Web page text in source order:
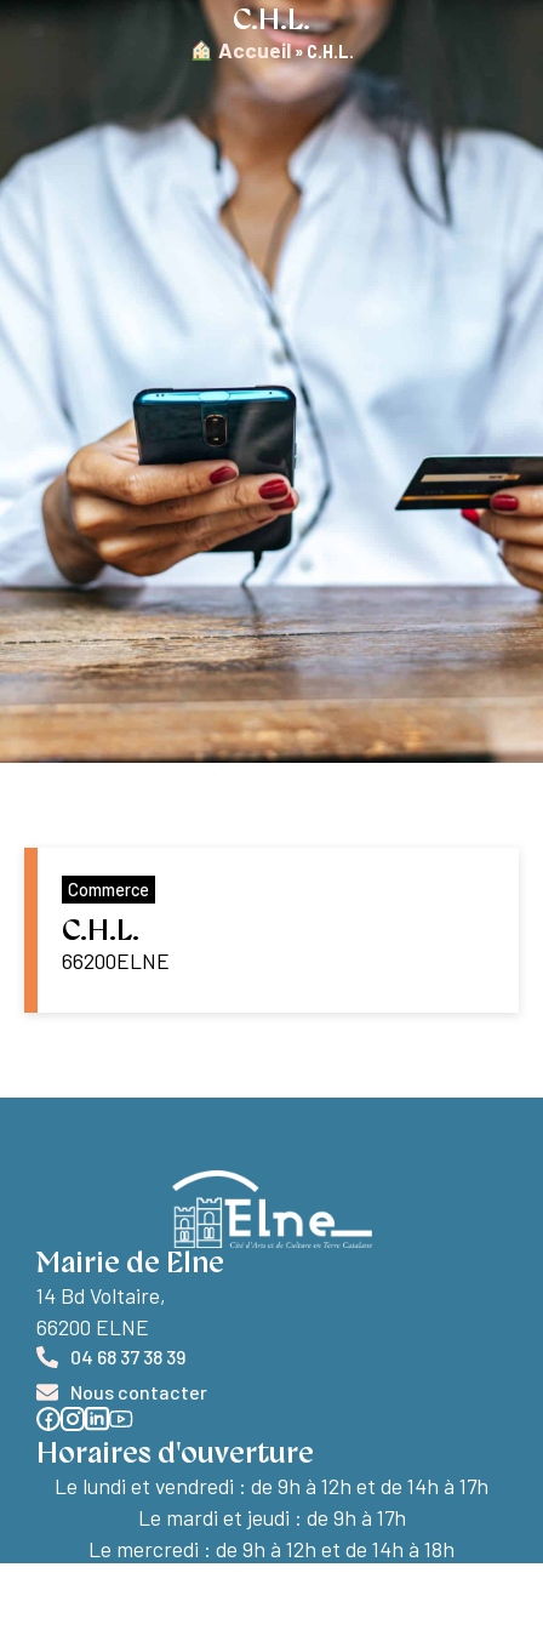
C.H.L.
︎ Accueil»C.H.L.
Commerce
C.H.L.
66200ELNE
Mairie de Elne
14 Bd Voltaire,
66200 ELNE
04 68 37 38 39
Nous contacter
Horaires d'ouverture
Le lundi et vendredi : de 9h à 12h et de 14h à 17h
Le mardi et jeudi : de 9h à 17h
Le mercredi : de 9h à 12h et de 14h à 18h